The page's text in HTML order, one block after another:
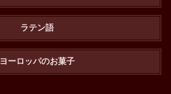
ラテン語
ヨーロッパのお菓子